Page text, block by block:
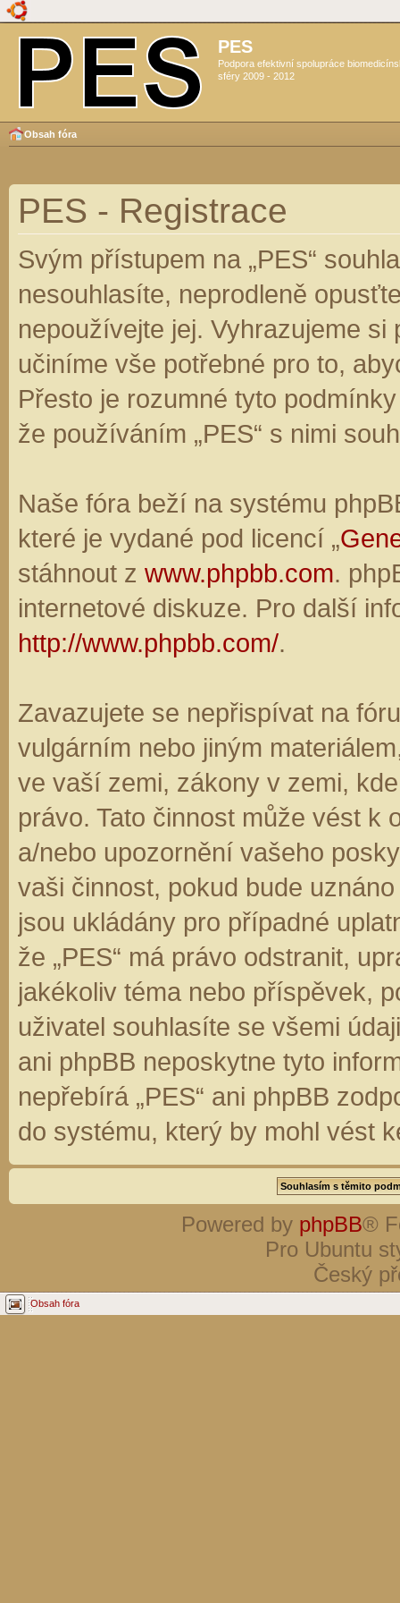
PES
Podpora efektivní spolupráce
sféry 2009 - 2012
Obsah fóra
PES - Registrace
Svým přístupem na „PES“
nesouhlasíte, neprodleně
nepoužívejte jej. Vyhrazujeme
učiníme vše potřebné pro to,
Přesto je rozumné tyto
že používáním „PES“ s nimi
Naše fóra beží na systému
které je vydané pod licencí „
stáhnout z www.phpbb.com.
internetové diskuze. Pro další
http://www.phpbb.com/.
Zavazujete se nepřispívat na
vulgárním nebo jiným
ve vaší zemi, zákony v zemi,
právo. Tato činnost může vést k
a/nebo upozornění vašeho
vaši činnost, pokud bude
jsou ukládány pro případné
že „PES“ má právo odstranit,
jakékoliv téma nebo příspěvek,
uživatel souhlasíte se všemi
ani phpBB neposkytne tyto
nepřebírá „PES“ ani phpBB
do systému, který by mohl vést
Powered by phpBB®
Pro Ubuntu
Český
Obsah fóra